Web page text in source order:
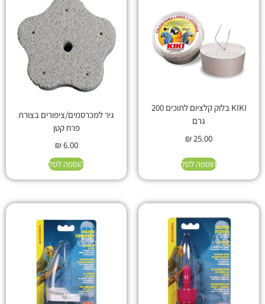
KIKI בלוק קלציום לתוכים 200
גרם
₪25.00
הוספה לסל
גיר למכרסמים/ציפורים בצורת
פרח קטן
₪6.00
הוספה לסל